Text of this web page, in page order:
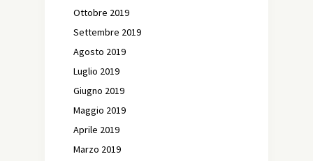
Ottobre 2019
Settembre 2019
Agosto 2019
Luglio 2019
Giugno 2019
Maggio 2019
Aprile 2019
Marzo 2019